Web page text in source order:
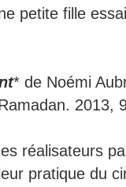
petite fille
* de Noémi
2013,
réalisateurs
pratique du